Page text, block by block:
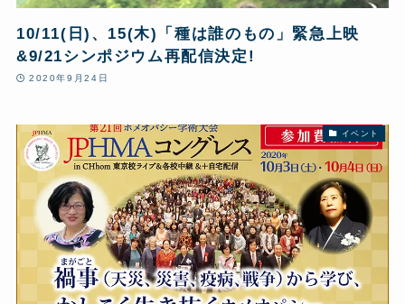
10/11(日)、15(木)「種は誰のもの」緊急上映
&9/21シンポジウム再配信決定!
2020年9月24日
イベント